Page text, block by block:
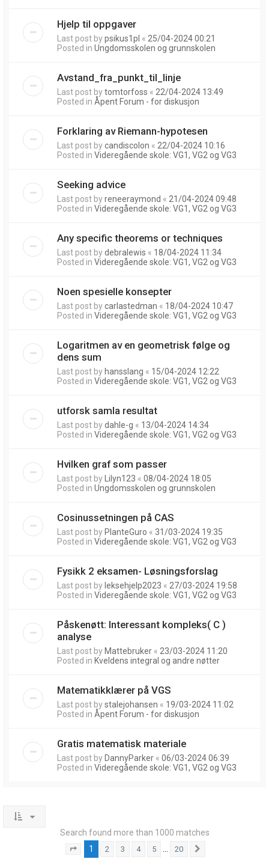
Hjelp til oppgaver
Last post bypsikus1pl « 25/04-2024 00:21
Posted in Ungdomsskolen og grunnskolen
Avstand_fra_punkt_til_linje
Last post bytomtorfoss « 22/04-2024 13:49
Posted in Åpent Forum - for diskusjon
Forklaring av Riemann-hypotesen
Last post bycandiscolon « 22/04-2024 10:16
Posted in Videregående skole: VG1, VG2 og VG3
Seeking advice
Last post byreneeraymond « 21/04-2024 09:48
Posted in Videregående skole: VG1, VG2 og VG3
Any specific theorems or techniques
Last post bydebralewis « 18/04-2024 11:34
Posted in Videregående skole: VG1, VG2 og VG3
Noen spesielle konsepter
Last post bycarlastedman « 18/04-2024 10:47
Posted in Videregående skole: VG1, VG2 og VG3
Logaritmen av en geometrisk følge og
dens sum
Last post by hansslang « 15/04-2024 12:22
Posted in Videregående skole: VG1, VG2 og VG3
utforsk samla resultat
Last post bydahle-g « 13/04-2024 14:34
Posted in Videregående skole: VG1, VG2 og VG3
Hvilken graf som passer
Last post by Lilyn123 « 08/04-2024 18:05
Posted in Ungdomsskolen og grunnskolen
Cosinussetningen på CAS
Last post by PlanteGuro « 31/03-2024 19:35
Posted in Videregående skole: VG1, VG2 og VG3
Fysikk 2 eksamen- Løsningsforslag
Last post by leksehjelp2023 « 27/03-2024 19:58
Posted in Videregående skole: VG1, VG2 og VG3
Påskenøtt: Interessant kompleks( C )
analyse
Last post by Mattebruker « 23/03-2024 11:20
Posted in Kveldens integral og andre nøtter
Matematikklærer på VGS
Last post bystalejohansen « 19/03-2024 11:02
Posted in Åpent Forum - for diskusjon
Gratis matematisk materiale
Last post by DannyParker « 06/03-2024 06:39
Posted in Videregående skole: VG1, VG2 og VG3
Search found more than 1000 matches
Page of 20
1 2 3 4 5 20